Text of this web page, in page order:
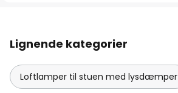
Lignende kategorier
Loftlamper til stuen med lysdæmper